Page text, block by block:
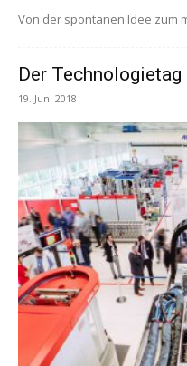
Von der spontanen Idee zum
Der
19. Juni 2018